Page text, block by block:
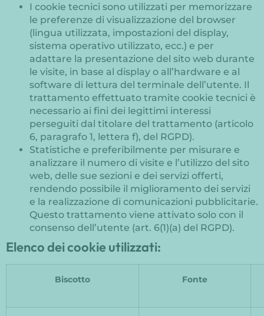
I cookie tecnici sono utilizzati per memorizzare
le preferenze di visualizzazione del browser
(lingua utilizzata, impostazioni del display,
sistema operativo utilizzato, ecc.) e per
adattare la presentazione del sito web durante
le visite, in base al display o all’hardware e al
software di lettura del terminale dell’utente. Il
trattamento effettuato tramite cookie tecnici è
necessario ai fini dei legittimi interessi
perseguiti dal titolare del trattamento (articolo
6, paragrafo 1, lettera f), del RGPD).
Statistiche e preferibilmente per misurare e
analizzare il numero di visite e l’utilizzo del sito
web, delle sue sezioni e dei servizi offerti,
rendendo possibile il miglioramento dei servizi
e la realizzazione di comunicazioni pubblicitarie.
Questo trattamento viene attivato solo con il
consenso dell’utente (art. 6(1)(a) del RGPD).
Elenco dei cookie utilizzati:
Biscotto Fonte